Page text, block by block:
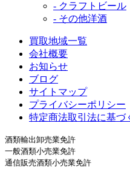
- クラフトビール
- その他洋酒
買取地域一覧
会社概要
お知らせ
ブログ
サイトマップ
プライバシーポリシー
特定商法取引法に基づ
酒類輸出卸売業免許
一般酒類小売業免許
通信販売酒類小売業免許